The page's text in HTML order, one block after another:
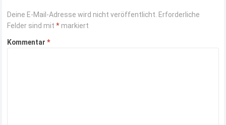
Deine E-Mail-Adresse wird nicht veröffentlicht. Erforderliche
Felder sind mit* markiert
Kommentar*